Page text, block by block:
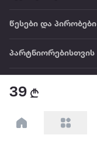
39
წესები და პირობები
პარტნიორებისთვის